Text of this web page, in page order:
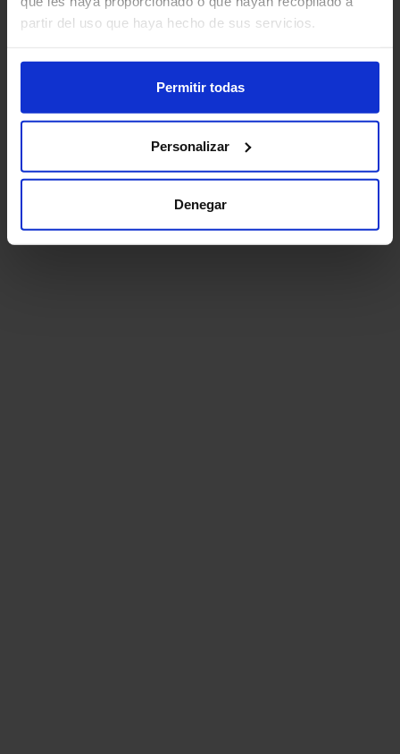
partir del uso que haya hecho de sus servicios.
Permitir todas
Personalizar
Denegar